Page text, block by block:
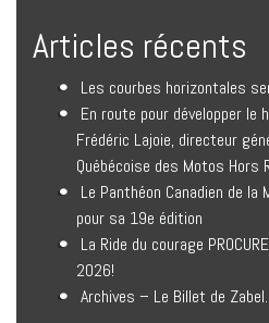
Articles récents
Les courbes horizontales
En route pour développer le
Frédéric Lajoie, directeur
Québécoise des Motos Hors
Le Panthéon Canadien de
pour sa 19e édition
La Ride du courage
2026!
Archives – Le Billet de